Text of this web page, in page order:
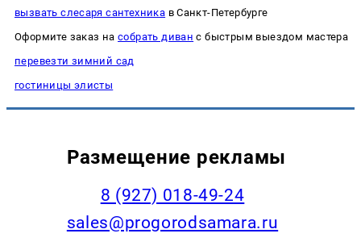
вызвать слесаря сантехника в Санкт-Петербурге
Оформите заказ насобрать диван с быстрым выездом мастера
перевезти зимний сад
гостиницы элисты
Размещение рекламы
8 (927) 018-49-24
sales@progorodsamara.ru